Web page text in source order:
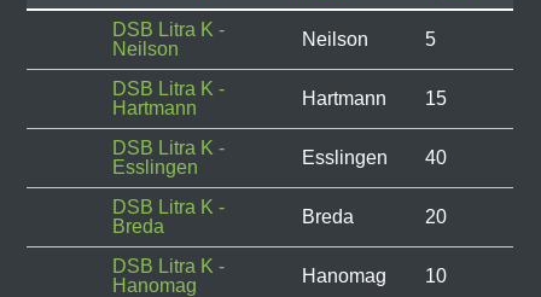
DSB Litra K -
Neilson
Neilson 5
DSB Litra K -
Hartmann
Hartmann 15
DSB Litra K -
Esslingen
Esslingen 40
DSB Litra K -
Breda
Breda 20
DSB Litra K -
Hanomag
Hanomag 10